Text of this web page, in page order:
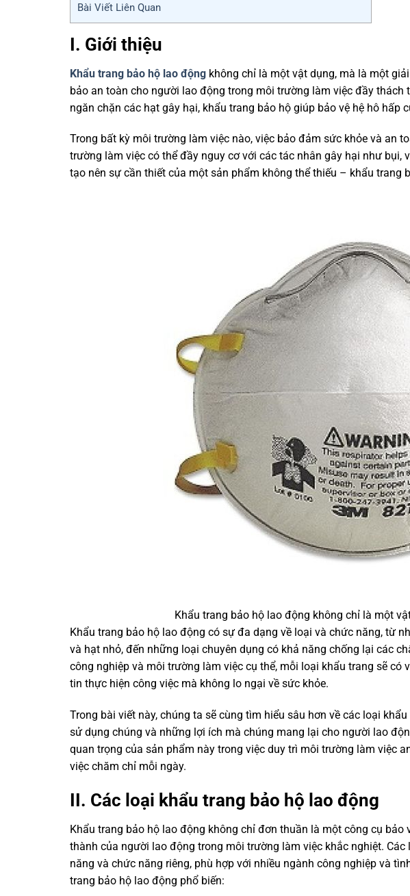
Bài Viết Liên Quan
I. Giới thiệu
Khẩu trang bảo hộ lao động không chỉ là một vật dụng, mà là một
bảo an toàn cho người lao động trong môi trường làm việc đầy thách
ngăn chặn các hạt gây hại, khẩu trang bảo hộ giúp bảo vệ hệ hô hấp
Trong bất kỳ môi trường làm việc nào, việc bảo đảm sức khỏe và an
trường làm việc có thể đầy nguy cơ với các tác nhân gây hại như bụi,
tạo nên sự cần thiết của một sản phẩm không thể thiếu – khẩu trang
Khẩu trang bảo hộ lao động không chỉ là một
Khẩu trang bảo hộ lao động có sự đa dạng về loại và chức năng, từ
và hạt nhỏ, đến những loại chuyên dụng có khả năng chống lại các
công nghiệp và môi trường làm việc cụ thể, mỗi loại khẩu trang sẽ
tin thực hiện công việc mà không lo ngại về sức khỏe.
Trong bài viết này, chúng ta sẽ cùng tìm hiểu sâu hơn về các loại
sử dụng chúng và những lợi ích mà chúng mang lại cho người lao
quan trọng của sản phẩm này trong việc duy trì môi trường làm việc
việc chăm chỉ mỗi ngày.
II. Các loại khẩu trang bảo hộ lao động
Khẩu trang bảo hộ lao động không chỉ đơn thuần là một công cụ
thành của người lao động trong môi trường làm việc khắc nghiệt.
năng và chức năng riêng, phù hợp với nhiều ngành công nghiệp và
trang bảo hộ lao động phổ biến: